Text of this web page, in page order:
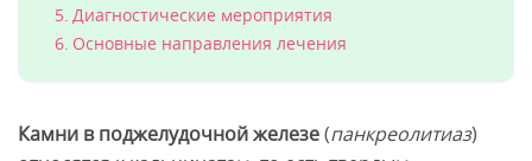
Диагностические мероприятия
Основные направления лечения
Камни в поджелудочной железе(панкреолитиаз)